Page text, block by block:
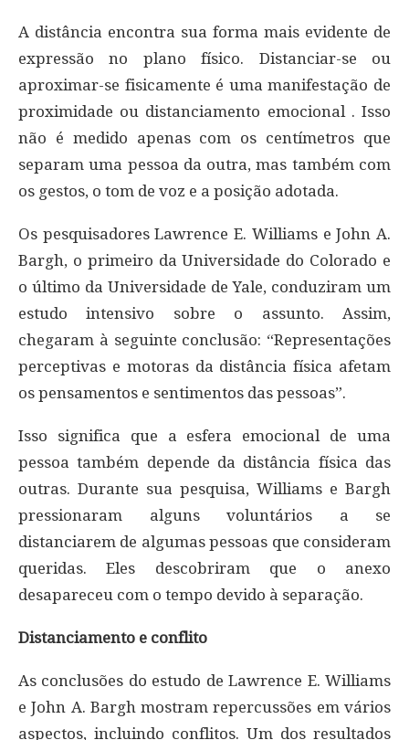
A distância encontra sua forma mais evidente de
expressão no plano físico. Distanciar-se ou
aproximar-se fisicamente é uma manifestação de
proximidade ou distanciamento emocional . Isso
não é medido apenas com os centímetros que
separam uma pessoa da outra, mas também com
os gestos, o tom de voz e a posição adotada.
Os pesquisadores Lawrence E. Williams e John A.
Bargh, o primeiro da Universidade do Colorado e
o último da Universidade de Yale, conduziram um
estudo intensivo sobre o assunto. Assim,
chegaram à seguinte conclusão: “Representações
perceptivas e motoras da distância física afetam
os pensamentos e sentimentos das pessoas”.
Isso significa que a esfera emocional de uma
pessoa também depende da distância física das
outras. Durante sua pesquisa, Williams e Bargh
pressionaram alguns voluntários a se
distanciarem de algumas pessoas que consideram
queridas. Eles descobriram que o anexo
desapareceu com o tempo devido à separação.
Distanciamento e conflito
As conclusões do estudo de Lawrence E. Williams
e John A. Bargh mostram repercussões em vários
aspectos, incluindo conflitos. Um dos resultados